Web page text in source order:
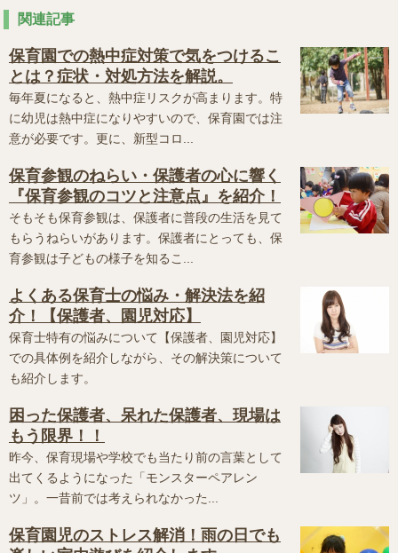
関連記事
保育園での熱中症対策で気をつけるこ
とは？症状・対処方法を解説。
毎年夏になると、熱中症リスクが高まります。特
に幼児は熱中症になりやすいので、保育園では注
意が必要です。更に、新型コロ...
保育参観のねらい・保護者の心に響く
『保育参観のコツと注意点』を紹介！
そもそも保育参観は、保護者に普段の生活を見て
もらうねらいがあります。保護者にとっても、保
育参観は子どもの様子を知るこ...
よくある保育士の悩み・解決法を紹
介！【保護者、園児対応】
保育士特有の悩みについて【保護者、園児対応】
での具体例を紹介しながら、その解決策について
も紹介します。
困った保護者、呆れた保護者、現場は
もう限界！！
昨今、保育現場や学校でも当たり前の言葉として
出てくるようになった「モンスターペアレン
ツ」。一昔前では考えられなかった...
保育園児のストレス解消！雨の日でも